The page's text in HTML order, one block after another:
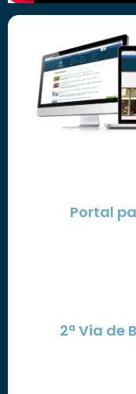
Portal
2ª Via de